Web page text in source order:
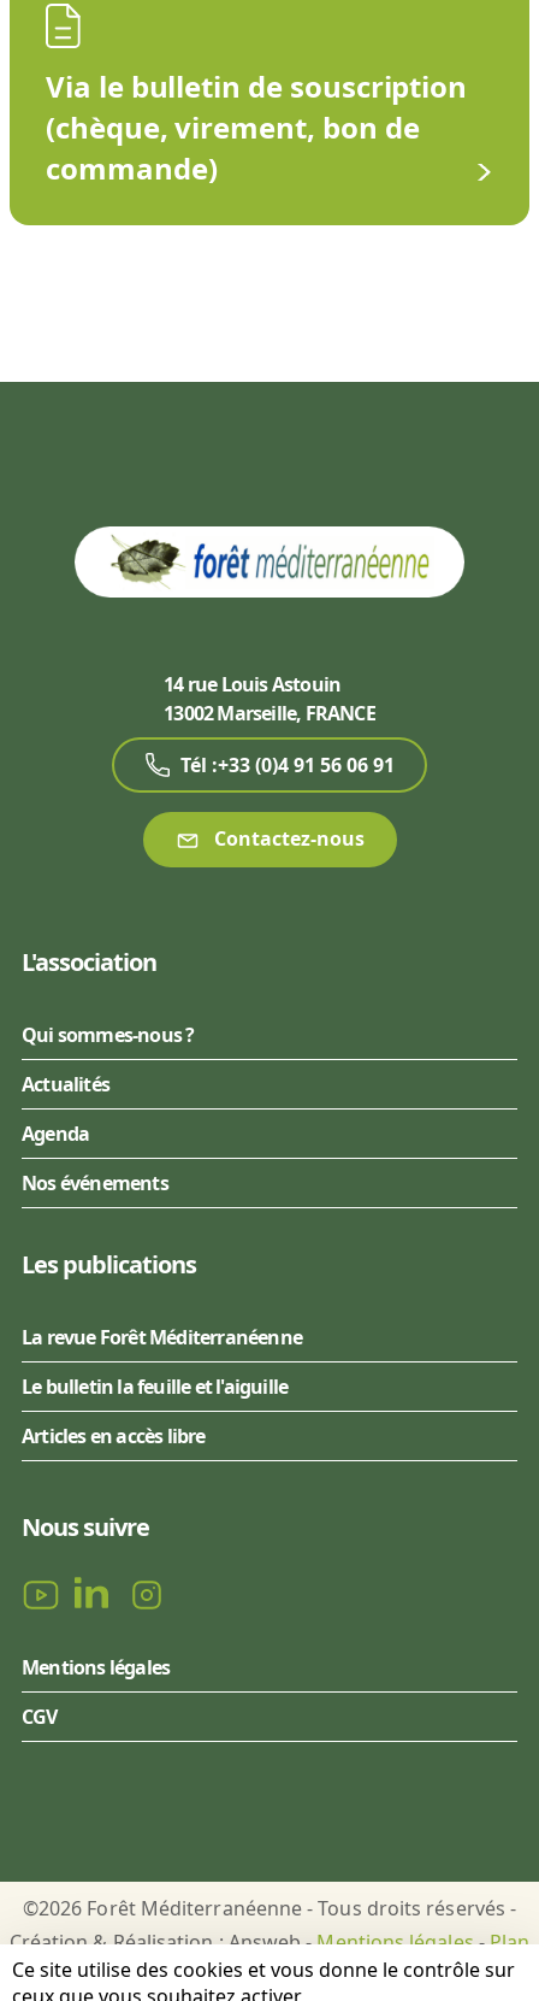
Via le bulletin de souscription
(chèque, virement, bon de
commande)
14 rue Louis Astouin
13002 Marseille, FRANCE
Tél :+33 (0)4 91 56 06 91
Contactez-nous
L'association
Qui sommes-nous ?
Actualités
Agenda
Nos événements
Les publications
La revue Forêt Méditerranéenne
Le bulletin la feuille et l'aiguille
Articles en accès libre
Nous suivre
Mentions légales
CGV
©2026 Forêt Méditerranéenne - Tous droits réservés -
Création & Réalisation : Answeb -Mentions légales-Plan
du site-Gestion des cookies
Ce site utilise des cookies et vous donne le contrôle sur